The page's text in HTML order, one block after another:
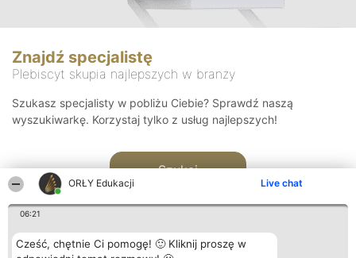
ORŁY Edukacji Live chat
06:21
Cześć, chętnie Ci pomogę! 🙂 Kliknij proszę w
Znajdź specjalistę
Plebiscyt skupia najlepszych w branży
Szukasz specjalisty w pobliżu Ciebie? Sprawdź naszą
wyszukiwarkę. Korzystaj tylko z usług najlepszych!
Szukaj